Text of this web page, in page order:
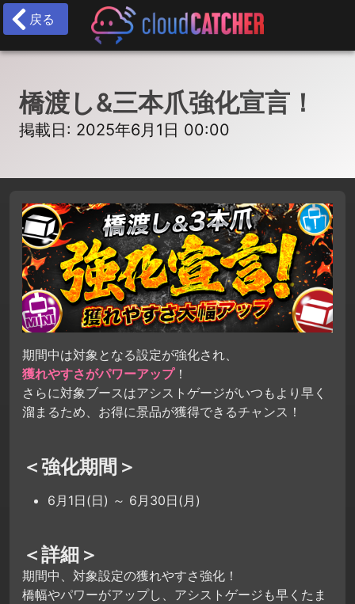
戻る
橋渡し&三本爪強化宣言！
掲載日: 2025年6月1日 00:00
期間中は対象となる設定が強化され、
獲れやすさがパワーアップ！
さらに対象ブースはアシストゲージがいつもより早く
溜まるため、お得に景品が獲得できるチャンス！
＜強化期間＞
6月1日(日) ～ 6月30日(月)
＜詳細＞
期間中、対象設定の獲れやすさ強化！
橋幅やパワーがアップし、アシストゲージも早くたま